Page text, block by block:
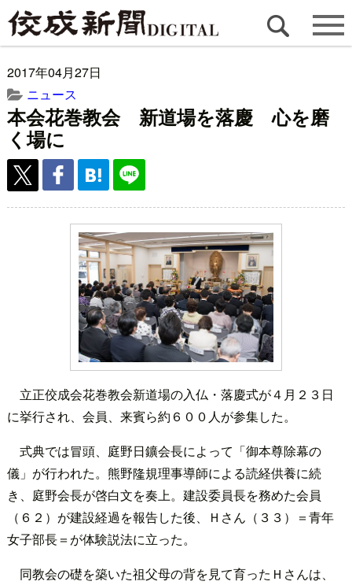
2017年04月27日
ニュース
本会花巻教会 新道場を落慶 心を磨
く場に
立正佼成会花巻教会新道場の入仏・落慶式が４月２３日
に挙行され、会員、来賓ら約６００人が参集した。
式典では冒頭、庭野日鑛会長によって「御本尊除幕の
儀」が行われた。熊野隆規理事導師による読経供養に続
き、庭野会長が啓白文を奏上。建設委員長を務めた会員
（６２）が建設経過を報告した後、Ｈさん（３３）＝青年
女子部長＝が体験説法に立った。
同教会の礎を築いた祖父母の背を見て育ったＨさんは、